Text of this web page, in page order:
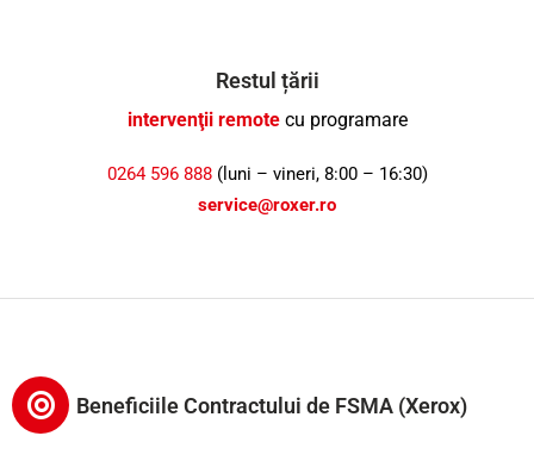
Restul țării
intervenţii remote cu programare
0264 596 888(luni – vineri, 8:00 – 16:30)
service@roxer.ro
Beneficiile Contractului de FSMA (Xerox)